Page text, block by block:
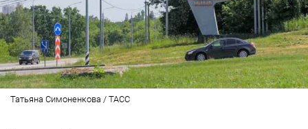
Татьяна Симоненкова / ТАСС